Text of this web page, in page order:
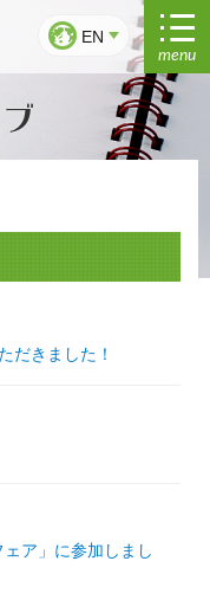
EN
menu
だきました！
ア」に参加しまし